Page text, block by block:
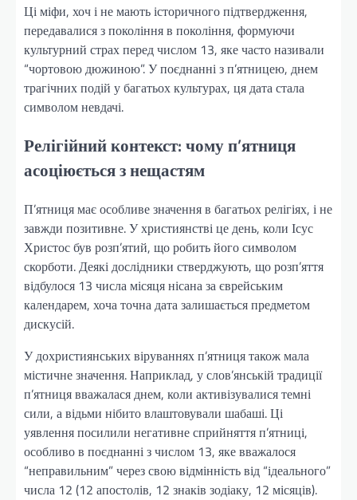
Ці міфи, хоч і не мають історичного підтвердження,
передавалися з покоління в покоління, формуючи
культурний страх перед числом 13, яке часто називали
“чортовою дюжиною”. У поєднанні з п’ятницею, днем
трагічних подій у багатьох культурах, ця дата стала
символом невдачі.
Релігійний контекст: чому п’ятниця
асоціюється з нещастям
П’ятниця має особливе значення в багатьох релігіях, і не
завжди позитивне. У християнстві це день, коли Ісус
Христос був розп’ятий, що робить його символом
скорботи. Деякі дослідники стверджують, що розп’яття
відбулося 13 числа місяця нісана за єврейським
календарем, хоча точна дата залишається предметом
дискусій.
У дохристиянських віруваннях п’ятниця також мала
містичне значення. Наприклад, у слов’янській традиції
п’ятниця вважалася днем, коли активізувалися темні
сили, а відьми нібито влаштовували шабаші. Ці
уявлення посилили негативне сприйняття п’ятниці,
особливо в поєднанні з числом 13, яке вважалося
“неправильним” через свою відмінність від “ідеального”
числа 12 (12 апостолів, 12 знаків зодіаку, 12 місяців).